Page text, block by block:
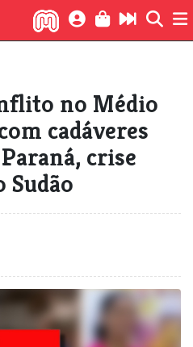
no Médio
cadáveres
crise